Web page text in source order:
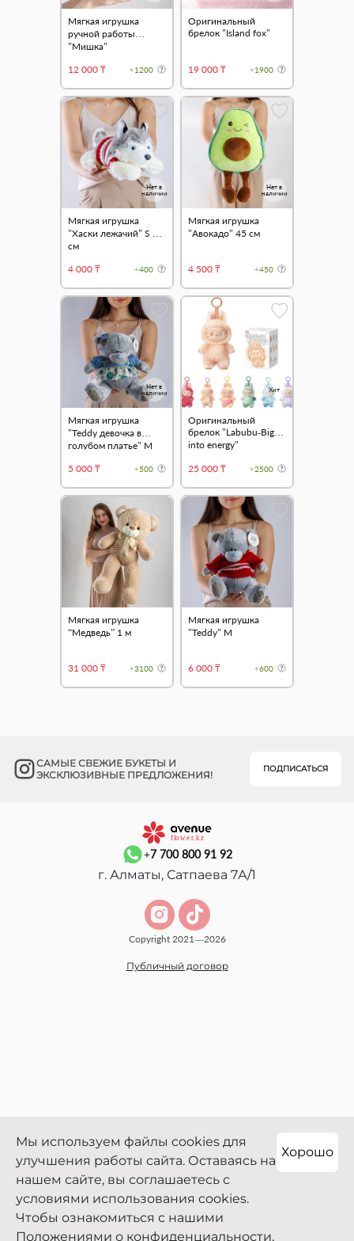
Мягкая игрушка
ручной работы
"Мишка"
12 000 ₸
+1200
Оригинальный
брелок "Island fox"
19 000 ₸ +1900
Нет в
наличии
Мягкая игрушка
"Хаски лежачий" S 35
см
4 000 ₸
+400
Нет в
наличии
Мягкая игрушка
"Авокадо" 45 см
4 500 ₸ +450
Нет в
наличии
Мягкая игрушка
"Teddy девочка в
голубом платье" M
5 000 ₸
+500
Хит
Оригинальный
брелок "Labubu-Big
into energy"
25 000 ₸
+2500
Мягкая игрушка
“Медведь” 1 м
31 000 ₸ +3100
Мягкая игрушка
"Teddy" М
6 000 ₸ +600
САМЫЕ СВЕЖИЕ БУКЕТЫ И
ЭКСКЛЮЗИВНЫЕ ПРЕДЛОЖЕНИЯ!
ПОДПИСАТЬСЯ
+7 700 800 91 92
г. Алматы, Сатпаева 7А/1
Copyright 2021—2026
Публичный договор
Мы используем файлы cookies для
улучшения работы сайта. Оставаясь на
нашем сайте, вы соглашаетесь с
условиями использования cookies.
Чтобы ознакомиться с нашими
Положениями о конфиденциальности,
Хорошо